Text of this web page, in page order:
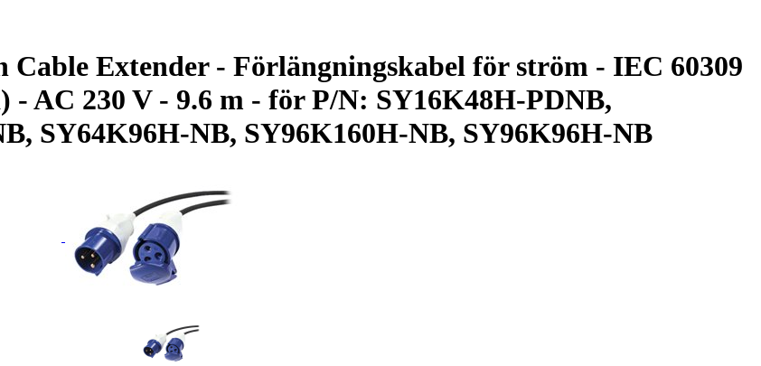
Extender - Förlängningskabel för ström - IEC 60309
- AC 230 V - 9.6 m - för P/N: SY16K48H-PDNB,
SY64K96H-NB, SY96K160H-NB, SY96K96H-NB